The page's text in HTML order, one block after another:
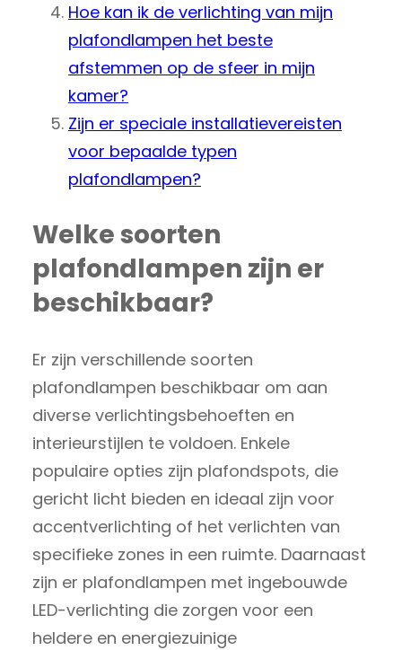
Hoe kan ik de verlichting van mijn
plafondlampen het beste
afstemmen op de sfeer in mijn
kamer?
Zijn er speciale installatievereisten
voor bepaalde typen
plafondlampen?
Welke soorten
plafondlampen zijn er
beschikbaar?
Er zijn verschillende soorten
plafondlampen beschikbaar om aan
diverse verlichtingsbehoeften en
interieurstijlen te voldoen. Enkele
populaire opties zijn plafondspots, die
gericht licht bieden en ideaal zijn voor
accentverlichting of het verlichten van
specifieke zones in een ruimte. Daarnaast
zijn er plafondlampen met ingebouwde
LED-verlichting die zorgen voor een
heldere en energiezuinige